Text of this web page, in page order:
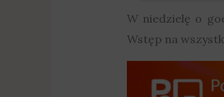
W niedzielę o
Wstęp na